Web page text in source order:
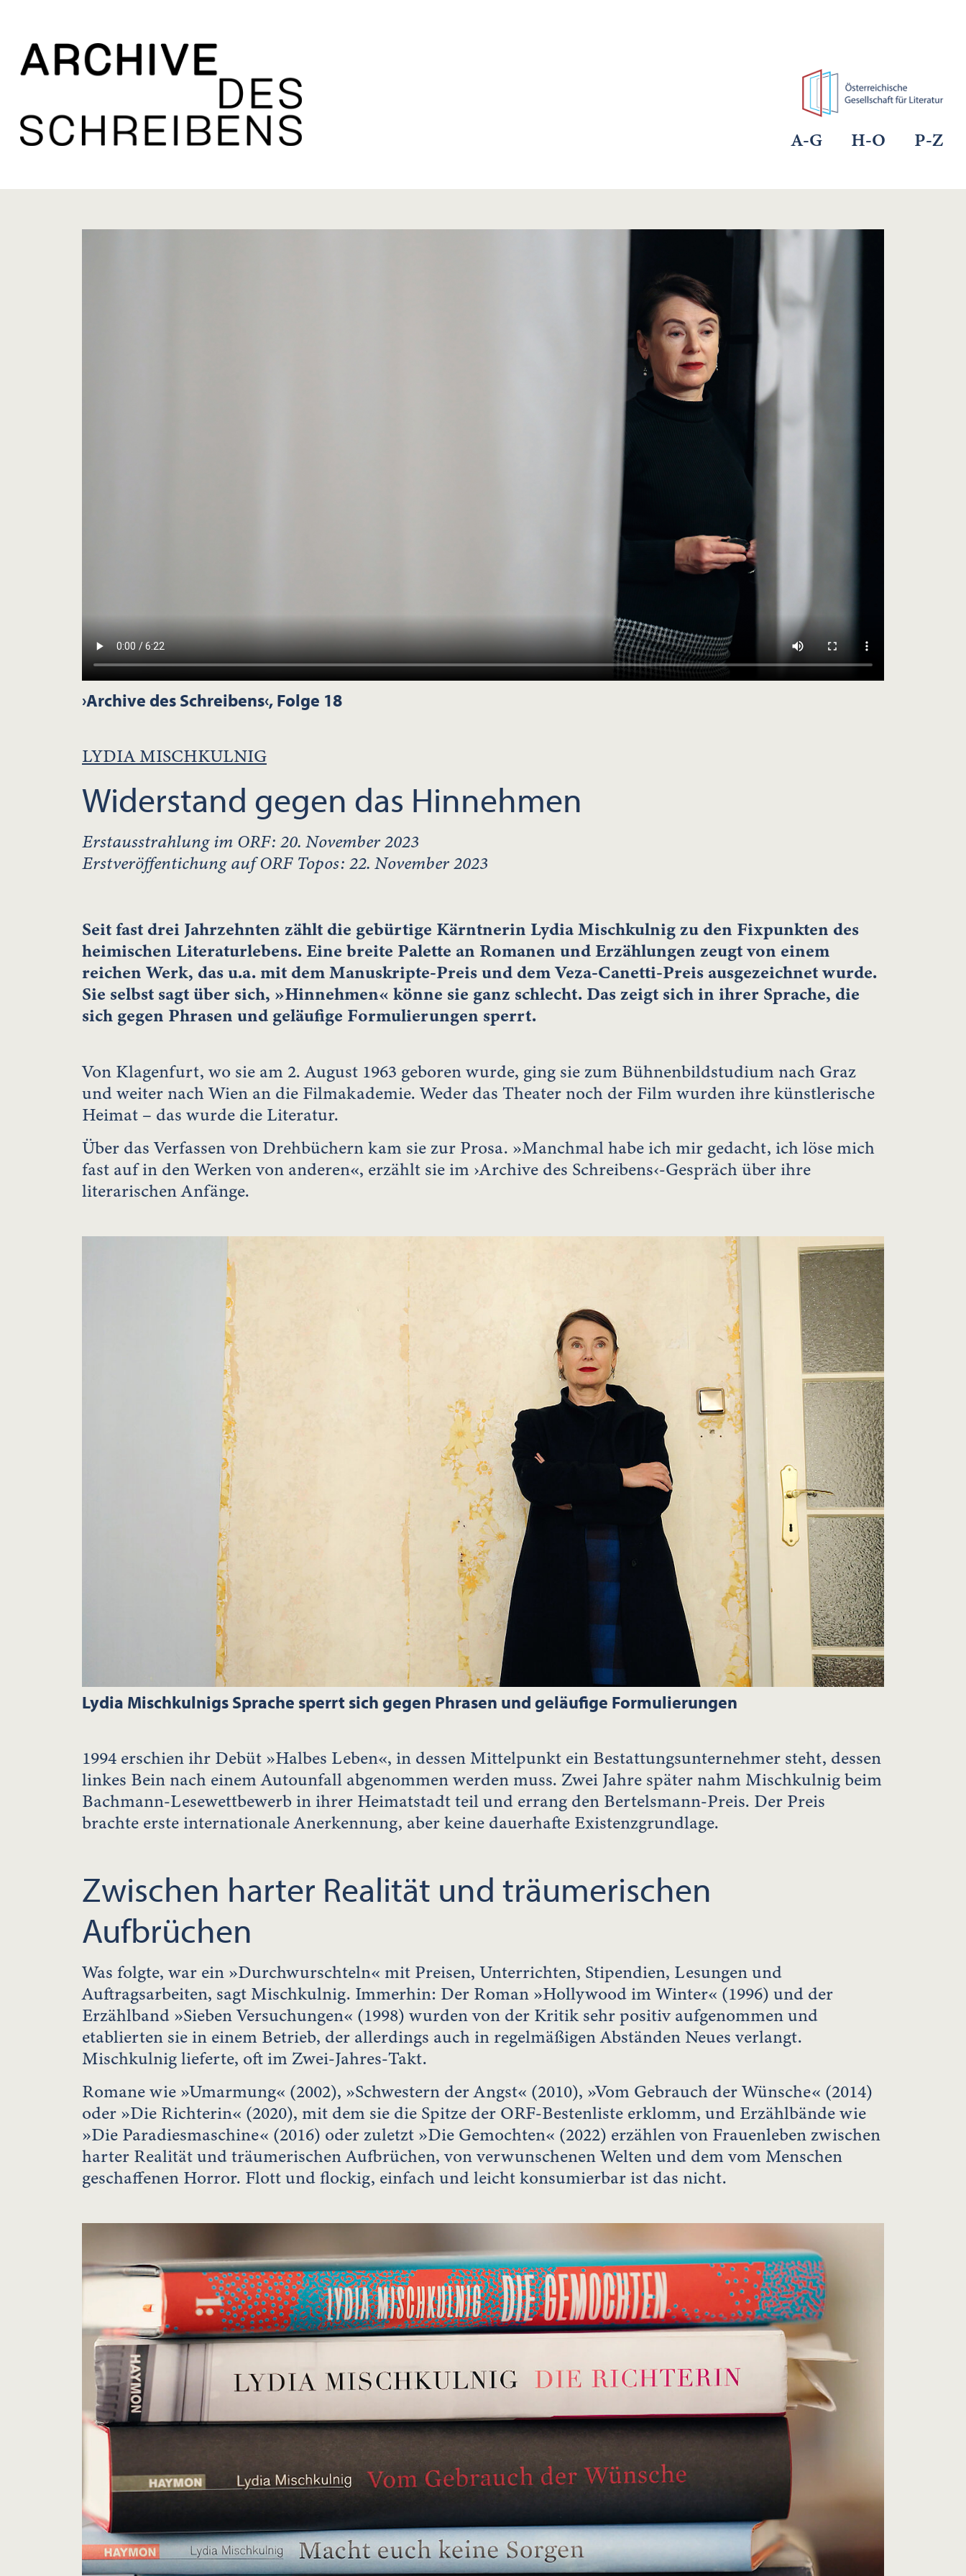
A-G H-O P-Z
›Archive des Schreibens‹, Folge 18
LYDIA MISCHKULNIG
Widerstand gegen das Hinnehmen
Erstausstrahlung im ORF: 20. November 2023
Erstveröffentichung auf ORF Topos: 22. November 2023
Seit fast drei Jahrzehnten zählt die gebürtige Kärntnerin Lydia Mischkulnig zu den Fixpunkten des
heimischen Literaturlebens. Eine breite Palette an Romanen und Erzählungen zeugt von einem
reichen Werk, das u.a. mit dem Manuskripte-Preis und dem Veza-Canetti-Preis ausgezeichnet wurde.
Sie selbst sagt über sich, »Hinnehmen« könne sie ganz schlecht. Das zeigt sich in ihrer Sprache, die
sich gegen Phrasen und geläufige Formulierungen sperrt.
Von Klagenfurt, wo sie am 2. August 1963 geboren wurde, ging sie zum Bühnenbildstudium nach Graz
und weiter nach Wien an die Filmakademie. Weder das Theater noch der Film wurden ihre künstlerische
Heimat – das wurde die Literatur.
Über das Verfassen von Drehbüchern kam sie zur Prosa. »Manchmal habe ich mir gedacht, ich löse mich
fast auf in den Werken von anderen«, erzählt sie im ›Archive des Schreibens‹-Gespräch über ihre
literarischen Anfänge.
Lydia Mischkulnigs Sprache sperrt sich gegen Phrasen und geläufige Formulierungen
1994 erschien ihr Debüt »Halbes Leben«, in dessen Mittelpunkt ein Bestattungsunternehmer steht, dessen
linkes Bein nach einem Autounfall abgenommen werden muss. Zwei Jahre später nahm Mischkulnig beim
Bachmann-Lesewettbewerb in ihrer Heimatstadt teil und errang den Bertelsmann-Preis. Der Preis
brachte erste internationale Anerkennung, aber keine dauerhafte Existenzgrundlage.
Zwischen harter Realität und träumerischen
Aufbrüchen
Was folgte, war ein »Durchwurschteln« mit Preisen, Unterrichten, Stipendien, Lesungen und
Auftragsarbeiten, sagt Mischkulnig. Immerhin: Der Roman »Hollywood im Winter« (1996) und der
Erzählband »Sieben Versuchungen« (1998) wurden von der Kritik sehr positiv aufgenommen und
etablierten sie in einem Betrieb, der allerdings auch in regelmäßigen Abständen Neues verlangt.
Mischkulnig lieferte, oft im Zwei-Jahres-Takt.
Romane wie »Umarmung« (2002), »Schwestern der Angst« (2010), »Vom Gebrauch der Wünsche« (2014)
oder »Die Richterin« (2020), mit dem sie die Spitze der ORF-Bestenliste erklomm, und Erzählbände wie
»Die Paradiesmaschine« (2016) oder zuletzt »Die Gemochten« (2022) erzählen von Frauenleben zwischen
harter Realität und träumerischen Aufbrüchen, von verwunschenen Welten und dem vom Menschen
geschaffenen Horror. Flott und flockig, einfach und leicht konsumierbar ist das nicht.